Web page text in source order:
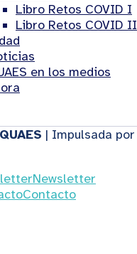
Libro Retos COVID I
Libro Retos COVID II
en los medios
| Impulsada por
Newsletter
Contacto